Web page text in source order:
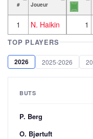
# Joueur
1 N. Haikin 1
TOP PLAYERS
2026 2025-2026
BUTS
P. Berg
O. Bjørtuft